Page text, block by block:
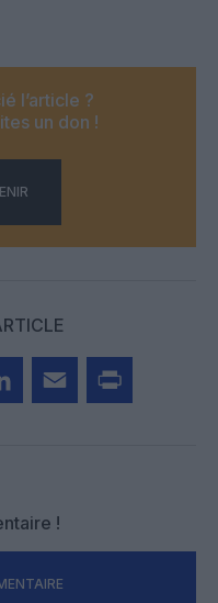
l’article ?
un don !
!